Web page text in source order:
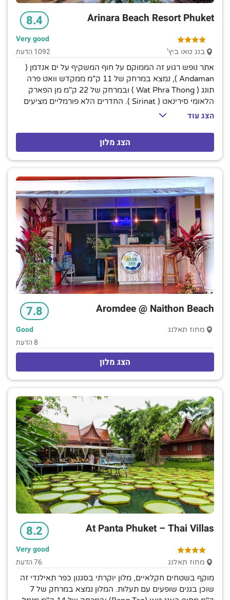
Arinara Beach Resort Phuket
8.4
בנג טאו ביץ'
Very good
1092 הדעת
אתר נופש רגוע זה הממוקם על חוף המשקיף על ים אנדמן (
Andaman ), נמצא במרחק של 11 ק"מ ממקדש וואט פרה
תונג ( Wat Phra Thong ) ובמרחק של 22 ק"מ מן הפארק
הלאומי סירינאט ( Sirinat ). החדרים הלא פורמליים מציעים
מרפסות, אינטרנט אלחוטי חינם וטלוויזיות בעלות מסך שטוח,
המשודרגים מוסיפים גישה לבריכות פרטיות למחצה, ודירות
הסטודיו כוללות אזורים ישיבה. הסוויטות כוללות נוף לים וחדרי
מגורים נפרדים עם ספות נפתחות. המתקנים כוללים 2
מסעדות, בר באוויר הפתוח על אזור חוף פרטי ובריכה חיצונית
עם בר לצד הבריכה. יש גם חדר כושר וחדר משחקים.
הצג עוד
הצג מלון
Aromdee @ Naithon Beach
7.8
מחוז תאלנג
Good
8 הדעת
הצג מלון
At Panta Phuket – Thai Villas
8.2
מחוז תאלנג
Very good
76 הדעת
מוקף בשטחים חקלאיים, מלון יוקרתי בסגנון כפר תאילנדי זה
שוכן בגנים שופעים עם תעלות. המלון נמצא במרחק של 7